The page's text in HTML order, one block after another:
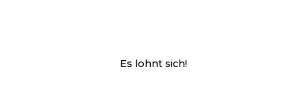
Es lohnt sich!